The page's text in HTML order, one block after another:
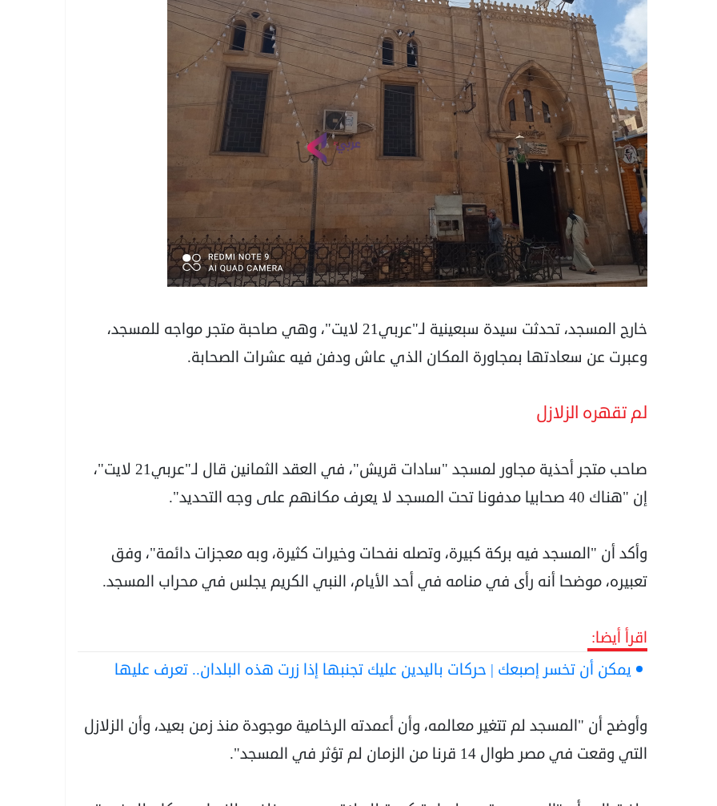
خارج المسجد، تحدثت سيدة سبعينية لـ"عربي21 لايت"، وهي صاحبة متجر مواجه للمسجد،
وعبرت عن سعادتها بمجاورة المكان الذي عاش ودفن فيه عشرات الصحابة.
لم تقهره الزلازل
صاحب متجر أحذية مجاور لمسجد "سادات قريش"، في العقد الثمانين قال لـ"عربي21 لايت"،
إن "هناك 40 صحابيا مدفونا تحت المسجد لا يعرف مكانهم على وجه التحديد".
وأكد أن "المسجد فيه بركة كبيرة، وتصله نفحات وخيرات كثيرة، وبه معجزات دائمة"، وفق
تعبيره، موضحا أنه رأى في منامه في أحد الأيام، النبي الكريم يجلس في محراب المسجد.
اقرأ أيضا:
يمكن أن تخسر إصبعك | حركات باليدين عليك تجنبها إذا زرت هذه البلدان.. تعرف عليها
وأوضح أن "المسجد لم تتغير معالمه، وأن أعمدته الرخامية موجودة منذ زمن بعيد، وأن الزلازل
التي وقعت في مصر طوال 14 قرنا من الزمان لم تؤثر في المسجد".